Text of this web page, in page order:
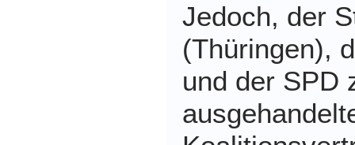
Jedoch, der
(Thüringen),
und der SPD